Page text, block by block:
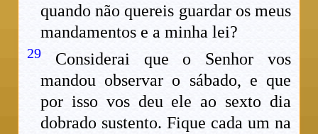
quando não quereis guardar os meus
mandamentos e a minha lei?
29
Considerai que o Senhor vos
mandou observar o sábado, e que
por isso vos deu ele ao sexto dia
dobrado sustento. Fique cada um na